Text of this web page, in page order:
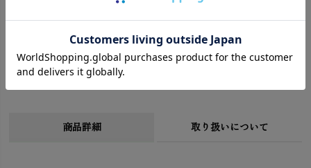
す。
GOTSの基準に従い、染料に有害・有毒な化学成分は含まれて
いません。
商品詳細 取り扱いについて